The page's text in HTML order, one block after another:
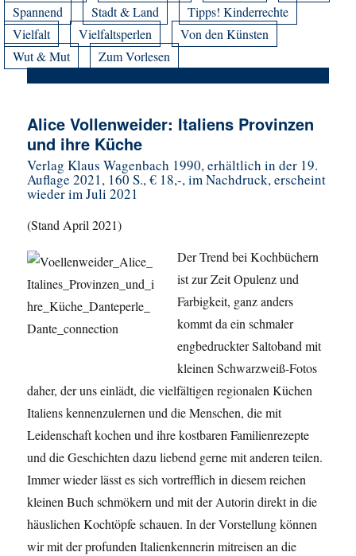
Spannend
Stadt & Land
Tipps! Kinderrechte
Vielfalt
Vielfaltsperlen
Von den Künsten
Wut & Mut
Zum Vorlesen
Alice Vollenweider: Italiens Provinzen
und ihre Küche
Verlag Klaus Wagenbach 1990, erhältlich in der 19.
Auflage 2021, 160 S., € 18,-, im Nachdruck, erscheint
wieder im Juli 2021
(Stand April 2021)
Der Trend bei Kochbüchern
ist zur Zeit Opulenz und
Farbigkeit, ganz anders
kommt da ein schmaler
engbedruckter Saltoband mit
kleinen Schwarzweiß-Fotos
daher, der uns einlädt, die vielfältigen regionalen Küchen
Italiens kennenzulernen und die Menschen, die mit
Leidenschaft kochen und ihre kostbaren Familienrezepte
und die Geschichten dazu liebend gerne mit anderen teilen.
Immer wieder lässt es sich vortrefflich in diesem reichen
kleinen Buch schmökern und mit der Autorin direkt in die
häuslichen Kochtöpfe schauen. In der Vorstellung können
wir mit der profunden Italienkennerin mitreisen an die